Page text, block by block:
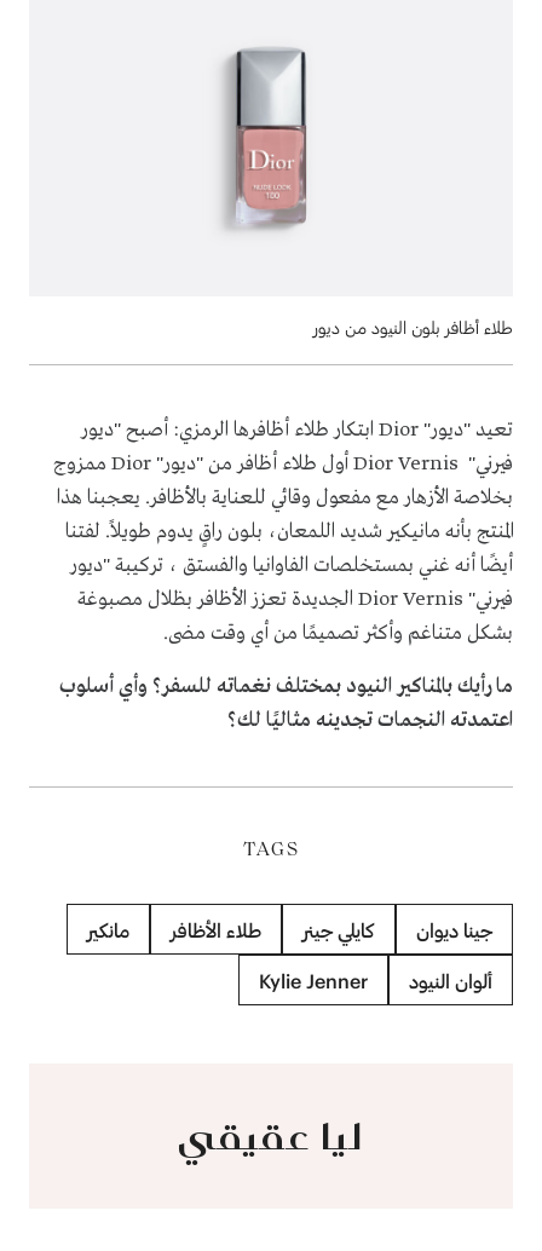
طلاء أظافر بلون النيود من ديور
تعيد "ديور" Dior ابتكار طلاء أظافرها الرمزي: أصبح "ديور
فيرني" Dior Vernis أول طلاء أظافر من "ديور" Dior ممزوج
بخلاصة الأزهار مع مفعول وقائي للعناية بالأظافر. يعجبنا هذا
المنتج بأنه مانيكير شديد اللمعان، بلون راقٍ يدوم طويلاً. لفتنا
أيضًا أنه غني بمستخلصات الفاوانيا والفستق ، تركيبة "ديور
فيرني" Dior Vernis الجديدة تعزز الأظافر بظلال مصبوغة
بشكل متناغم وأكثر تصميمًا من أي وقت مضى.
ما رأيك بالمناكير النيود بمختلف نغماته للسفر؟ وأي أسلوب
اعتمدته النجمات تجدينه مثاليًا لك؟
TAGS
جينا ديوان كايلي جينر طلاء الأظافر مانكير
ألوان النيود Kylie Jenner
ليا عقيقي